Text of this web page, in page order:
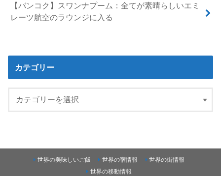
【バンコク】スワンナプーム：全てが素晴らしいエミ
レーツ航空のラウンジに入る
カテゴリー
世界の美味しいご飯 世界の宿情報
世界の街情報
世界の移動情報